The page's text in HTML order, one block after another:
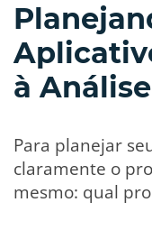
à
Para planejar
claramente o
mesmo: qual